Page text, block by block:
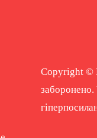
Copyright ©